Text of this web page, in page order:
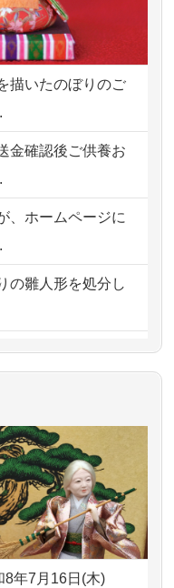
お申込み
らお申込み
らお申込み
らお申込み
り方等）がとて
ていただきまし
形をきちんと供養
ってきた七段飾り
丁寧に供養してい
を、ちゃんと供養
。
家の片付けを始め
描いたのぼりのご
金確認後ご供養お
、ホームページに
の雛人形を処分し
お願いできます
・処分したいの
養祭までお人形は
8年7月16日(木)